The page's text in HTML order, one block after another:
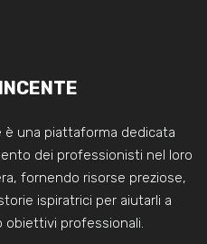
è una piattaforma dedicata
dei professionisti nel loro
fornendo risorse preziose,
ispiratrici per aiutarli a
obiettivi professionali.